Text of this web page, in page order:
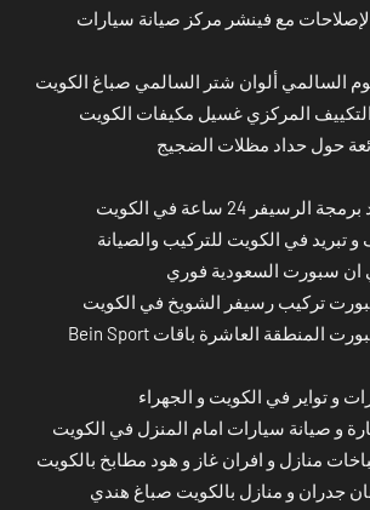
مع فينشر مركز صيانة سيارات
السالمي ألوان شتر السالمي صباغ الكويت
التكييف المركزي غسيل مكيفات الكويت
حول حداد مظلات الضجيج
24 ساعة في الكويت
و تبريد في الكويت للتركيب والصيانة
ان سبورت السعودية فوري
تركيب رسيفر الشويخ في الكويت
اشتراك بي ان سبورت المنطقة العاشرة باقات Bein Sport
و تواير في الكويت و الجهراء
و صيانة سيارات امام المنزل في الكويت
منازل و افران غاز و هود مطابخ بالكويت
جدران و منازل بالكويت صباغ هندي